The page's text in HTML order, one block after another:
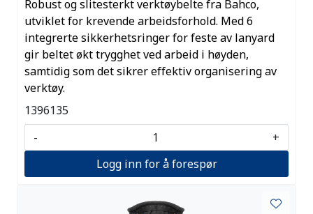
Robust og slitesterkt verktøybelte fra Bahco,
utviklet for krevende arbeidsforhold. Med 6
integrerte sikkerhetsringer for feste av lanyard
gir beltet økt trygghet ved arbeid i høyden,
samtidig som det sikrer effektiv organisering av
verktøy.
1396135
-
+
Logg inn for å forespør